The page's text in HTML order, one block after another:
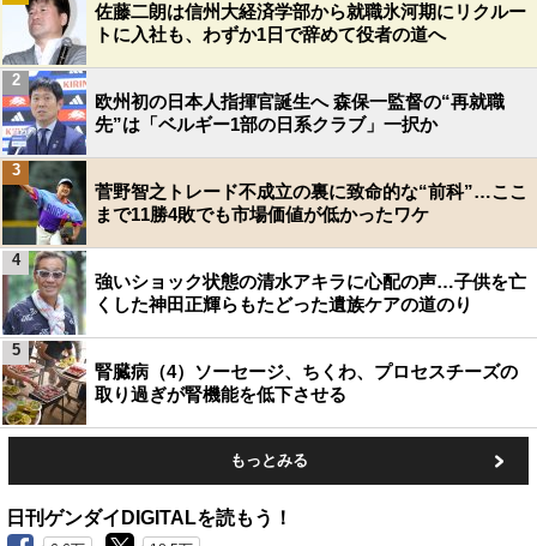
佐藤二朗は信州大経済学部から就職氷河期にリクルー
トに入社も、わずか1日で辞めて役者の道へ
欧州初の日本人指揮官誕生へ 森保一監督の“再就職
先”は「ベルギー1部の日系クラブ」一択か
2
菅野智之トレード不成立の裏に致命的な“前科”…ここ
まで11勝4敗でも市場価値が低かったワケ
3
強いショック状態の清水アキラに心配の声…子供を亡
くした神田正輝らもたどった遺族ケアの道のり
4
腎臓病（4）ソーセージ、ちくわ、プロセスチーズの
取り過ぎが腎機能を低下させる
5
もっとみる
日刊ゲンダイDIGITALを読もう！